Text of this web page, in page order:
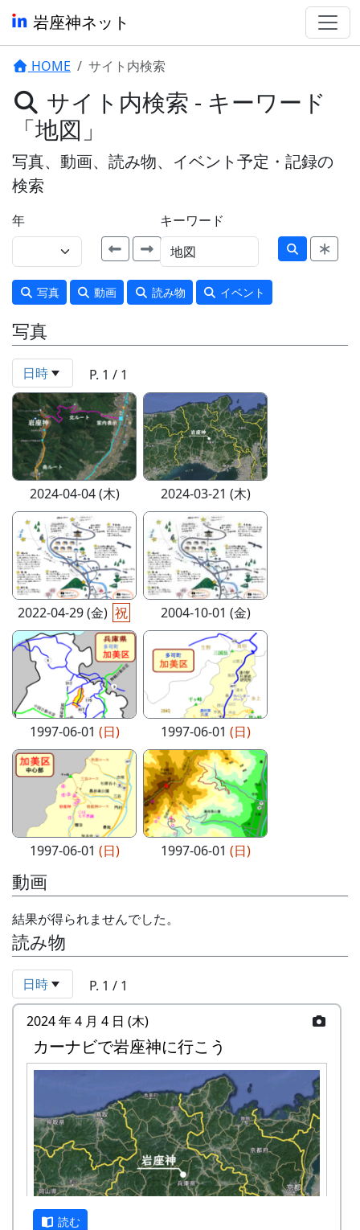
岩座神ネット
HOME サイト内検索
サイト内検索 - キーワード
「地図」
写真、動画、読み物、イベント予定・記録の
検索
年 キーワード
写真 動画 読み物 イベント
写真
日時 P. 1 / 1
2024-04-04 (木) 2024-03-21 (木)
2022-04-29 (金) 祝 2004-10-01 (金)
1997-06-01 (日) 1997-06-01 (日)
1997-06-01 (日) 1997-06-01 (日)
動画
結果が得られませんでした。
読み物
日時
P. 1 / 1
2024 年 4 月 4 日 (木)
カーナビで岩座神に行こう
読む